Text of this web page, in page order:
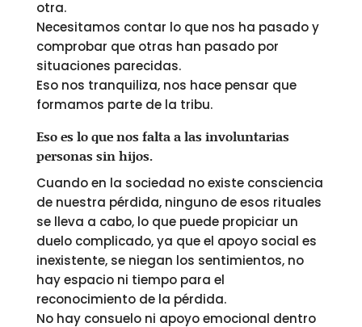
otra.
Necesitamos contar lo que nos ha pasado y
comprobar que otras han pasado por
situaciones parecidas.
Eso nos tranquiliza, nos hace pensar que
formamos parte de la tribu.
Eso es lo que nos falta a las involuntarias
personas sin hijos.
Cuando en la sociedad no existe consciencia
de nuestra pérdida, ninguno de esos rituales
se lleva a cabo, lo que puede propiciar un
duelo complicado, ya que el apoyo social es
inexistente, se niegan los sentimientos, no
hay espacio ni tiempo para el
reconocimiento de la pérdida.
No hay consuelo ni apoyo emocional dentro